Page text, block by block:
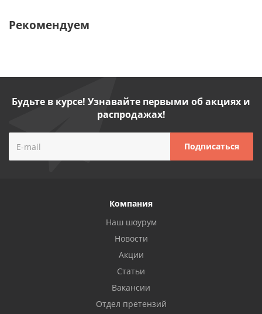
Рекомендуем
Будьте в курсе! Узнавайте первыми об акциях и
распродажах!
Компания
Наш шоурум
Новости
Акции
Статьи
Вакансии
Отдел претензий